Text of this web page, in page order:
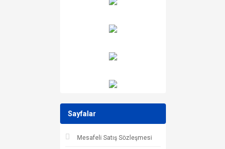
Sayfalar
Mesafeli Satış Sözleşmesi